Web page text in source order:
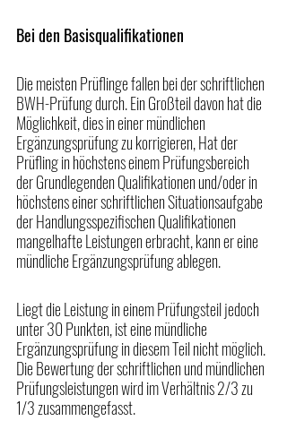
Bei den Basisqualifikationen
Die meisten Prüflinge fallen bei der schriftlichen
BWH-Prüfung durch. Ein Großteil davon hat die
Möglichkeit, dies in einer mündlichen
Ergänzungsprüfung zu korrigieren, Hat der
Prüfling in höchstens einem Prüfungsbereich
der Grundlegenden Qualifikationen und/oder in
höchstens einer schriftlichen Situationsaufgabe
der Handlungsspezifischen Qualifikationen
mangelhafte Leistungen erbracht, kann er eine
mündliche Ergänzungsprüfung ablegen.
Liegt die Leistung in einem Prüfungsteil jedoch
unter 30 Punkten, ist eine mündliche
Ergänzungsprüfung in diesem Teil nicht möglich.
Die Bewertung der schriftlichen und mündlichen
Prüfungsleistungen wird im Verhältnis 2/3 zu
1/3 zusammengefasst.